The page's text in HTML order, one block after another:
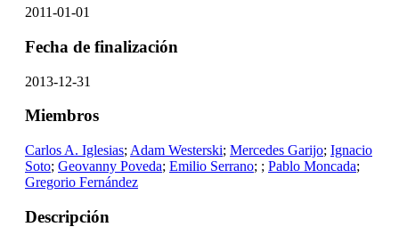
2011-01-01
Fecha de finalización
2013-12-31
Miembros
Carlos A. Iglesias; Adam Westerski; Mercedes Garijo; Ignacio
Soto; Geovanny Poveda; Emilio Serrano; ; Pablo Moncada;
Gregorio Fernández
Descripción